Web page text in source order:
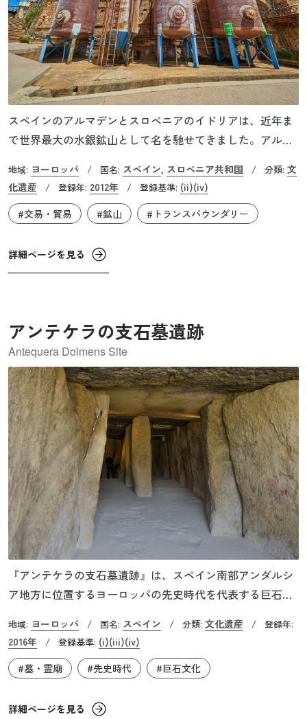
スペインのアルマデンとスロベニアのイドリアは、近年ま
で世界最大の水銀鉱山として名を馳せてきました。アルマ
は1490年に水銀が発見されます。そして、両地点ともハプ
スブルク家出身のスペイン国王フェリペ2世の時代にスペイ
ンの領土であったことから、水銀の供給拡大へ大きく関わ
禁止される方向にあることから、消えていく技術や産業文
化を伝える貴重な遺跡とも言えます。
地域: ヨーロッパ / 国名: スペイン スロベニア共和国 / 分類: 文
化遺産
/ 登録年: 2012年 / 登録基準: (ii)(iv)
#交易・貿易
#鉱山 #トランスバウンダリー
詳細ページを見る
アンテケラの支石墓遺跡
Antequera Dolmens Site
『アンテケラの支石墓遺跡』は、スペイン南部アンダルシ
ア地方に位置するヨーロッパの先史時代を代表する巨石文
エル・ロメラルのトロス（円蓋墓）の3つの巨石遺跡に2つ
の自然要素が含まれ構成されています。自然要素には「恋
人たちの岩」を意味するラ・ペーニャ・デ・ロス・エナモ
まれています。これらの巨石遺跡群は、新石器時代から青
地域: ヨーロッパ / 国名: スペイン / 分類: 文化遺産 / 登録年:
2016年 / 登録基準: (i)(iii)(iv)
#墓・霊廟
#先史時代 #巨石文化
詳細ページを見る